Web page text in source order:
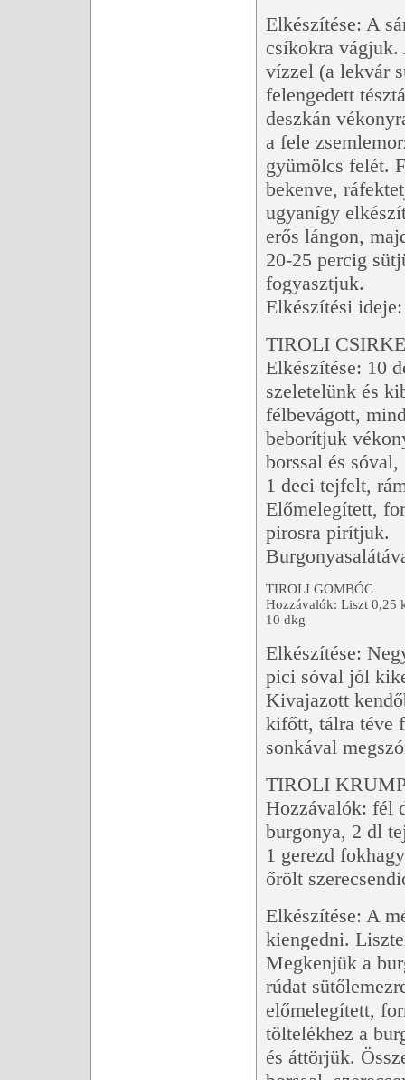
Elkészítése: A
csíkokra vágjuk.
vízzel (a lekvár
felengedett
deszkán
a fele
gyümölcs felét.
bekenve,
ugyanígy
erős lángon,
20-25 percig
fogyasztjuk.
Elkészítési
TIROLI CSIRKE
Elkészítése: 10
szeletelünk és
félbevágott,
beborítjuk
borssal és
1 deci tejfelt,
Előmelegített,
pirosra pirítjuk.
TIROLI GOMBÓC
Hozzávalók: Liszt 0,25
10 dkg
Elkészítése:
pici sóval jól
Kivajazott
kifőtt, tálra téve
sonkával
TIROLI
Hozzávalók: fél
burgonya, 2 dl
1 gerezd
őrölt
Elkészítése: A
kiengedni.
Megkenjük a
rúdat
előmelegített,
töltelékhez a
és áttörjük.